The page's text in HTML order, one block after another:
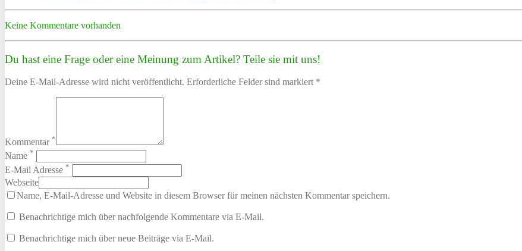
Keine Kommentare vorhanden
Du hast eine Frage oder eine Meinung zum Artikel? Teile sie mit uns!
Deine E-Mail-Adresse wird nicht veröffentlicht. Erforderliche Felder sind markiert *
Kommentar *
Name *
E-Mail Adresse *
Webseite
Name, E-Mail-Adresse und Website in diesem Browser für meinen nächsten Kommentar speichern.
Benachrichtige mich über nachfolgende Kommentare via E-Mail.
Benachrichtige mich über neue Beiträge via E-Mail.